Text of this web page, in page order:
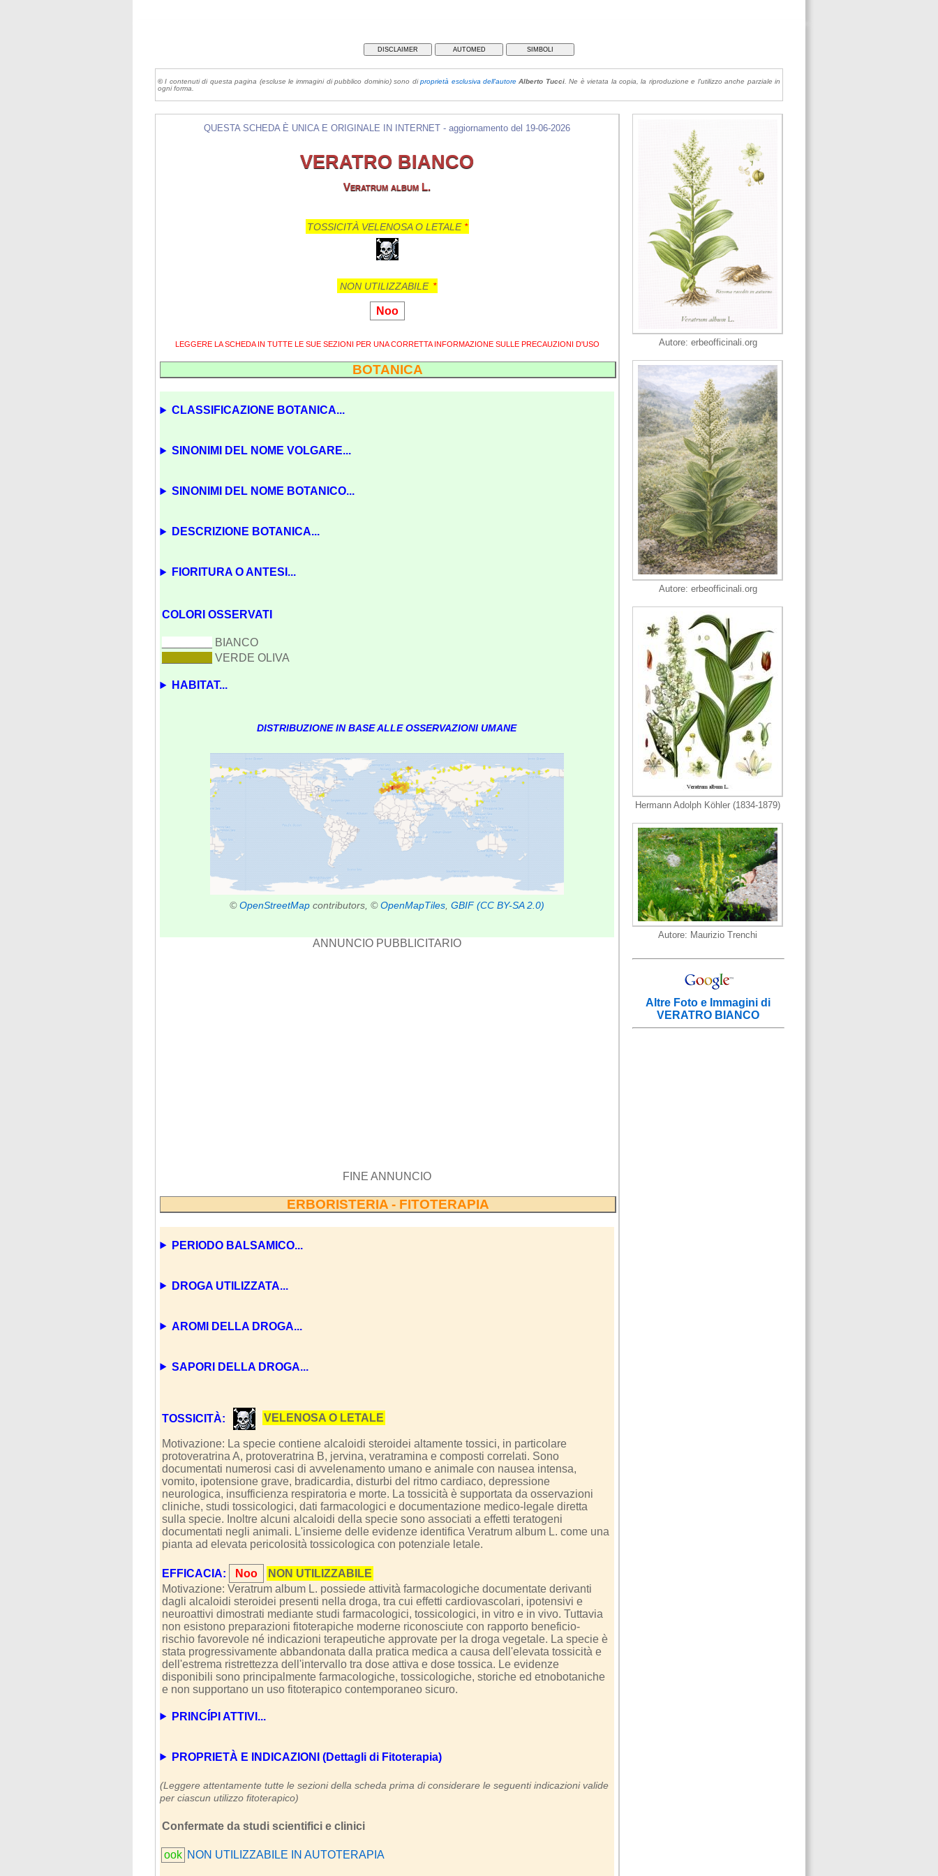
DISCLAIMER AUTOMED SIMBOLI
© I contenuti di questa pagina (escluse le immagini di pubblico dominio) sono diproprietà esclusiva dell'autore Alberto Tucci. Ne è vietata la copia, la riproduzione e l'utilizzo anche parziale in
ogni forma.
QUESTA SCHEDA È UNICA E ORIGINALE IN INTERNET - aggiornamento del 19-06-2026
VERATRO BIANCO
Veratrum album L.
TOSSICITÀ VELENOSA O LETALE*
NON UTILIZZABILE *
Noo
LEGGERE LA SCHEDA IN TUTTE LE SUE SEZIONI PER UNA CORRETTA INFORMAZIONE SULLE PRECAUZIONI D'USO
BOTANICA
CLASSIFICAZIONE BOTANICA...
SINONIMI DEL NOME VOLGARE...
SINONIMI DEL NOME BOTANICO...
DESCRIZIONE BOTANICA...
FIORITURA O ANTESI...
COLORI OSSERVATI
BIANCO
VERDE OLIVA
HABITAT...
DISTRIBUZIONE IN BASE ALLE OSSERVAZIONI UMANE
©OpenStreetMapcontributors, ©OpenMapTiles, GBIF (CC BY-SA 2.0)
ANNUNCIO PUBBLICITARIO
FINE ANNUNCIO
ERBORISTERIA - FITOTERAPIA
PERIODO BALSAMICO...
DROGA UTILIZZATA...
AROMI DELLA DROGA...
SAPORI DELLA DROGA...
TOSSICITÀ: VELENOSA O LETALE
Motivazione: La specie contiene alcaloidi steroidei altamente tossici, in particolare
protoveratrina A, protoveratrina B, jervina, veratramina e composti correlati. Sono
documentati numerosi casi di avvelenamento umano e animale con nausea intensa,
vomito, ipotensione grave, bradicardia, disturbi del ritmo cardiaco, depressione
neurologica, insufficienza respiratoria e morte. La tossicità è supportata da osservazioni
cliniche, studi tossicologici, dati farmacologici e documentazione medico-legale diretta
sulla specie. Inoltre alcuni alcaloidi della specie sono associati a effetti teratogeni
documentati negli animali. L'insieme delle evidenze identifica Veratrum album L. come una
pianta ad elevata pericolosità tossicologica con potenziale letale.
EFFICACIA: Noo
NON UTILIZZABILE
Motivazione: Veratrum album L. possiede attività farmacologiche documentate derivanti
dagli alcaloidi steroidei presenti nella droga, tra cui effetti cardiovascolari, ipotensivi e
neuroattivi dimostrati mediante studi farmacologici, tossicologici, in vitro e in vivo. Tuttavia
non esistono preparazioni fitoterapiche moderne riconosciute con rapporto beneficio-
rischio favorevole né indicazioni terapeutiche approvate per la droga vegetale. La specie è
stata progressivamente abbandonata dalla pratica medica a causa dell'elevata tossicità e
dell'estrema ristrettezza dell'intervallo tra dose attiva e dose tossica. Le evidenze
disponibili sono principalmente farmacologiche, tossicologiche, storiche ed etnobotaniche
e non supportano un uso fitoterapico contemporaneo sicuro.
PRINCÍPI ATTIVI...
PROPRIETÀ E INDICAZIONI (Dettagli di Fitoterapia)
(Leggere attentamente tutte le sezioni della scheda prima di considerare le seguenti indicazioni valide
per ciascun utilizzo fitoterapico)
Confermate da studi scientifici e clinici
ook NON UTILIZZABILE IN AUTOTERAPIA
Autore: erbeofficinali.org
Autore: erbeofficinali.org
Hermann Adolph Köhler (1834-1879)
Autore: Maurizio Trenchi
Altre Foto e Immagini di
VERATRO BIANCO